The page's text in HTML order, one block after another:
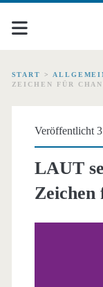
START >
ZEICHEN FÜR
Veröffentlicht
LAUT
Zeichen